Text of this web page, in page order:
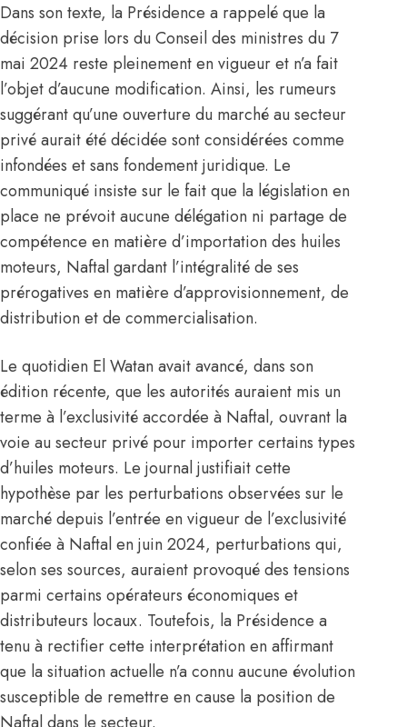
Dans son texte, la Présidence a rappelé que la
décision prise lors du Conseil des ministres du 7
mai 2024 reste pleinement en vigueur et n’a fait
l’objet d’aucune modification. Ainsi, les rumeurs
suggérant qu’une ouverture du marché au secteur
privé aurait été décidée sont considérées comme
infondées et sans fondement juridique. Le
communiqué insiste sur le fait que la législation en
place ne prévoit aucune délégation ni partage de
compétence en matière d’importation des huiles
moteurs, Naftal gardant l’intégralité de ses
prérogatives en matière d’approvisionnement, de
distribution et de commercialisation.
Le quotidien El Watan avait avancé, dans son
édition récente, que les autorités auraient mis un
terme à l’exclusivité accordée à Naftal, ouvrant la
voie au secteur privé pour importer certains types
d’huiles moteurs. Le journal justifiait cette
hypothèse par les perturbations observées sur le
marché depuis l’entrée en vigueur de l’exclusivité
confiée à Naftal en juin 2024, perturbations qui,
selon ses sources, auraient provoqué des tensions
parmi certains opérateurs économiques et
distributeurs locaux. Toutefois, la Présidence a
tenu à rectifier cette interprétation en affirmant
que la situation actuelle n’a connu aucune évolution
susceptible de remettre en cause la position de